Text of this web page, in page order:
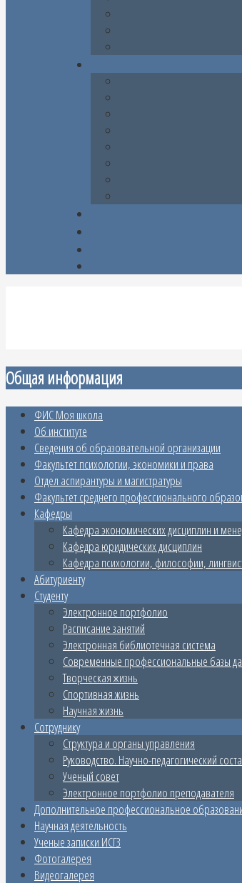
Общая информация
ФИС Моя школа
Об институте
Сведения об образовательной организации
Факультет психологии, экономики и права
Отдел аспирантуры и магистратуры
Факультет среднего профессионального
Кафедры
Кафедра экономических дисциплин и
Кафедра юридических дисциплин
Кафедра психологии, философии,
Абитуриенту
Студенту
Электронное портфолио
Расписание занятий
Электронная библиотечная система
Современные профессиональные базы
Творческая жизнь
Спортивная жизнь
Научная жизнь
Сотруднику
Структура и органы управления
Руководство. Научно-педагогический
Ученый совет
Электронное портфолио преподавателя
Дополнительное профессиональное
Научная деятельность
Ученые записки ИСГЗ
Фотогалерея
Видеогалерея